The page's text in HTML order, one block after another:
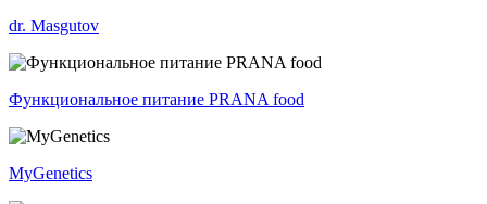
dr. Masgutov
Функциональное питание PRANA food
MyGenetics